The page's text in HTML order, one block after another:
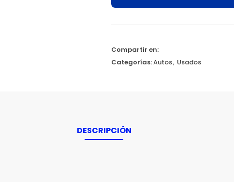
Compartir en:
Categorías:Autos, Usados
DESCRIPCIÓN